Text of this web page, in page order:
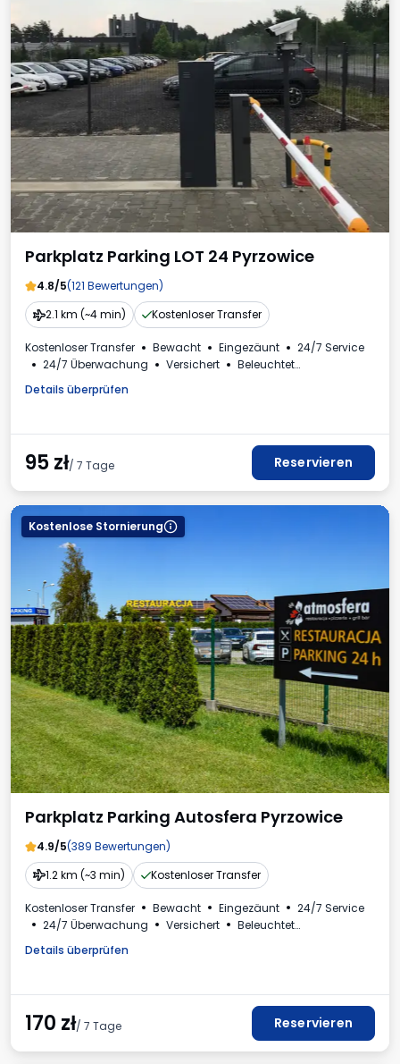
Parkplatz Parking LOT 24 Pyrzowice
4.8/5(121 Bewertungen)
2.1 km (~4 min)
Kostenloser Transfer
Kostenloser Transfer Bewacht Eingezäunt
24/7 Service
24/7 Überwachung
Versichert
Beleuchtet
Plätze für Busse
Details überprüfen
95zł/ 7 Tage Reservieren
Kostenlose Stornierung
Parkplatz Parking Autosfera Pyrzowice
4.9/5(389 Bewertungen)
1.2 km (~3 min)
Kostenloser Transfer
Kostenloser Transfer Bewacht Eingezäunt
24/7 Service
24/7 Überwachung
Versichert
Beleuchtet
Getränke erhältlich
Details überprüfen
170 zł/ 7 Tage Reservieren